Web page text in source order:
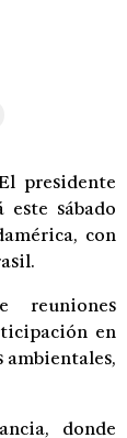
presidente
sábado
con
reuniones
en
ambientales,
donde